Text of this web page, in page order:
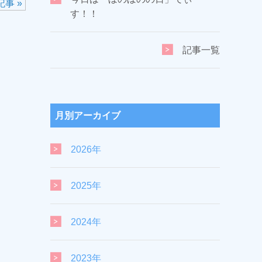
事 »
す！！
記事一覧
月別アーカイブ
2026年
2025年
2024年
2023年